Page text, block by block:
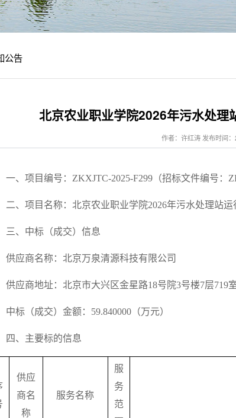
公告
北京农业职业学院2026年污水处理
作者：许红涛 发布时间
一、项目编号：ZKXJTC-2025-F299（招标文件编号：
二、项目名称：北京农业职业学院2026年污水处理站运
三、中标（成交）信息
供应商名称：北京万泉清源科技有限公司
供应商地址：北京市大兴区金星路18号院3号楼7层719
中标（成交）金额：59.840000（万元）
四、主要标的信息
供应
商名
称
服务名称
服
务
范